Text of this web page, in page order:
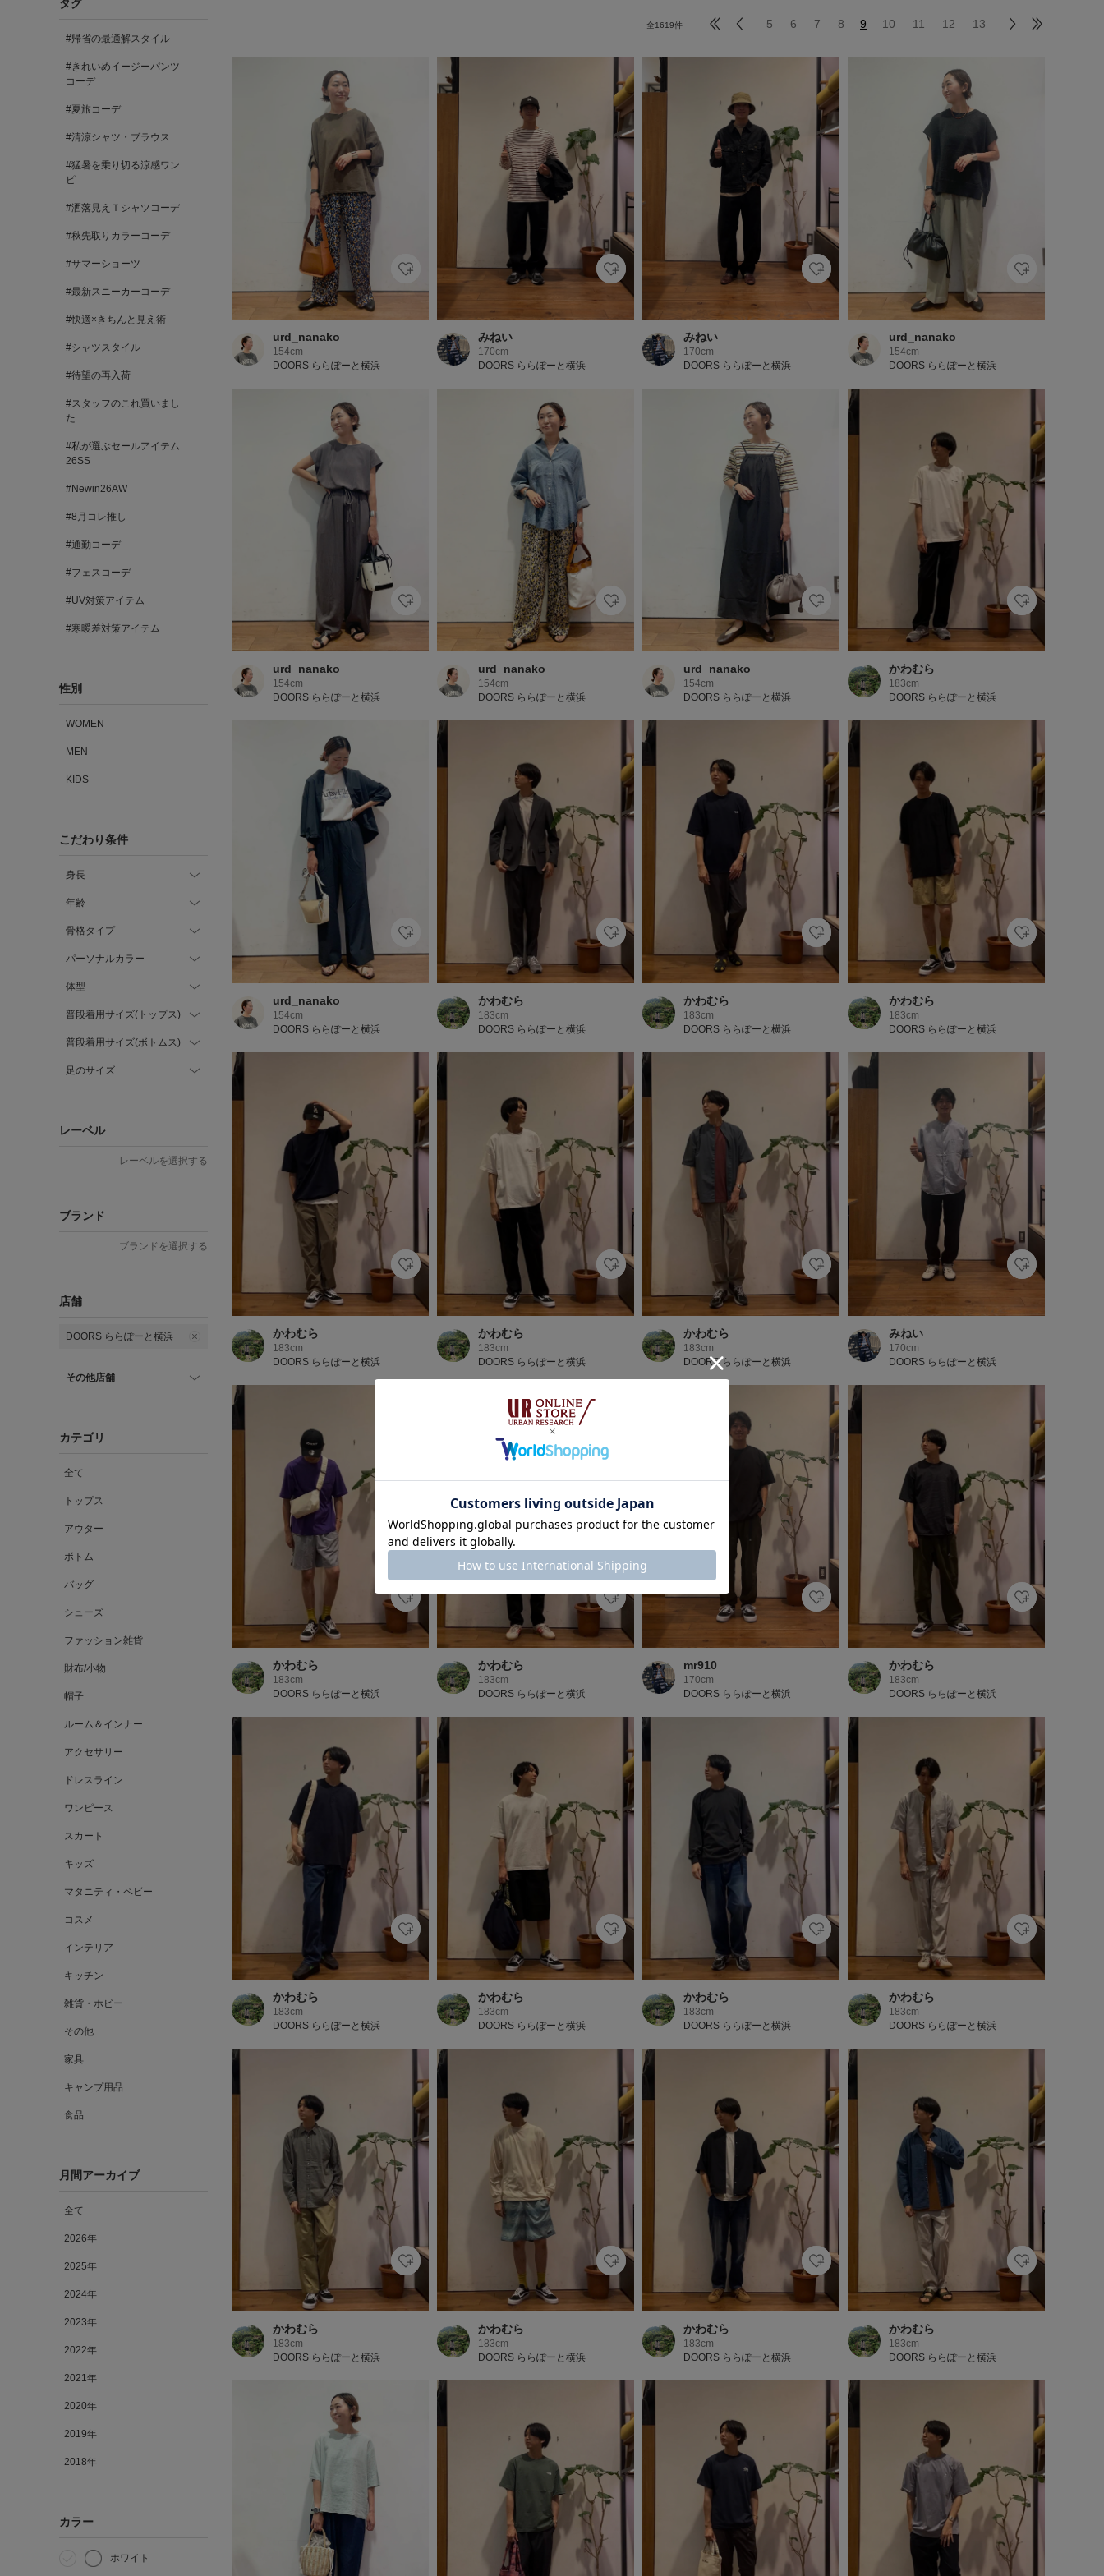
タグ
#帰省の最適解スタイル
#きれいめイージーパンツ
コーデ
#夏旅コーデ
#清涼シャツ・ブラウス
#猛暑を乗り切る涼感ワン
ピ
#洒落見えＴシャツコーデ
#秋先取りカラーコーデ
#サマーショーツ
#最新スニーカーコーデ
#快適×きちんと見え術
#シャツスタイル
#待望の再入荷
#スタッフのこれ買いまし
た
#私が選ぶセールアイテム
26SS
#Newin26AW
#8月コレ推し
#通勤コーデ
#フェスコーデ
#UV対策アイテム
#寒暖差対策アイテム
性別
WOMEN
MEN
KIDS
こだわり条件
身長
年齢
骨格タイプ
パーソナルカラー
体型
普段着用サイズ(トップス)
普段着用サイズ(ボトムス)
足のサイズ
レーベル
レーベルを選択する
ブランド
ブランドを選択する
店舗
DOORS ららぽーと横浜
その他店舗
カテゴリ
全て
トップス
アウター
ボトム
バッグ
シューズ
ファッション雑貨
財布/小物
帽子
ルーム＆インナー
アクセサリー
ドレスライン
ワンピース
スカート
キッズ
マタニティ・ベビー
コスメ
インテリア
キッチン
雑貨・ホビー
その他
家具
キャンプ用品
食品
月間アーカイブ
全て
2026年
2025年
2024年
2023年
2022年
2021年
2020年
2019年
2018年
カラー
ホワイト
全1619件 5 6 7 8 9 10 11 12 13
urd_nanako
154cm
DOORS ららぽーと横浜
みねい
170cm
DOORS ららぽーと横浜
みねい
170cm
DOORS ららぽーと横浜
urd_nanako
154cm
DOORS ららぽーと横浜
urd_nanako
154cm
DOORS ららぽーと横浜
urd_nanako
154cm
DOORS ららぽーと横浜
urd_nanako
154cm
DOORS ららぽーと横浜
かわむら
183cm
DOORS ららぽーと横浜
urd_nanako
154cm
DOORS ららぽーと横浜
かわむら
183cm
DOORS ららぽーと横浜
かわむら
183cm
DOORS ららぽーと横浜
かわむら
183cm
DOORS ららぽーと横浜
かわむら
183cm
DOORS ららぽーと横浜
かわむら
183cm
DOORS ららぽーと横浜
かわむら
183cm
DOORS ららぽーと横浜
みねい
170cm
DOORS ららぽーと横浜
かわむら
183cm
DOORS ららぽーと横浜
かわむら
183cm
DOORS ららぽーと横浜
mr910
170cm
DOORS ららぽーと横浜
かわむら
183cm
DOORS ららぽーと横浜
かわむら
183cm
DOORS ららぽーと横浜
かわむら
183cm
DOORS ららぽーと横浜
かわむら
183cm
DOORS ららぽーと横浜
かわむら
183cm
DOORS ららぽーと横浜
かわむら
183cm
DOORS ららぽーと横浜
かわむら
183cm
DOORS ららぽーと横浜
かわむら
183cm
DOORS ららぽーと横浜
かわむら
183cm
DOORS ららぽーと横浜